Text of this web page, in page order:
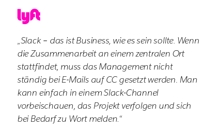
„Slack – das ist Business, wie es sein sollte. Wenn
die Zusammenarbeit an einem zentralen Ort
stattfindet, muss das Management nicht
ständig bei E-Mails auf CC gesetzt werden. Man
kann einfach in einem Slack-Channel
vorbeischauen, das Projekt verfolgen und sich
bei Bedarf zu Wort melden.“